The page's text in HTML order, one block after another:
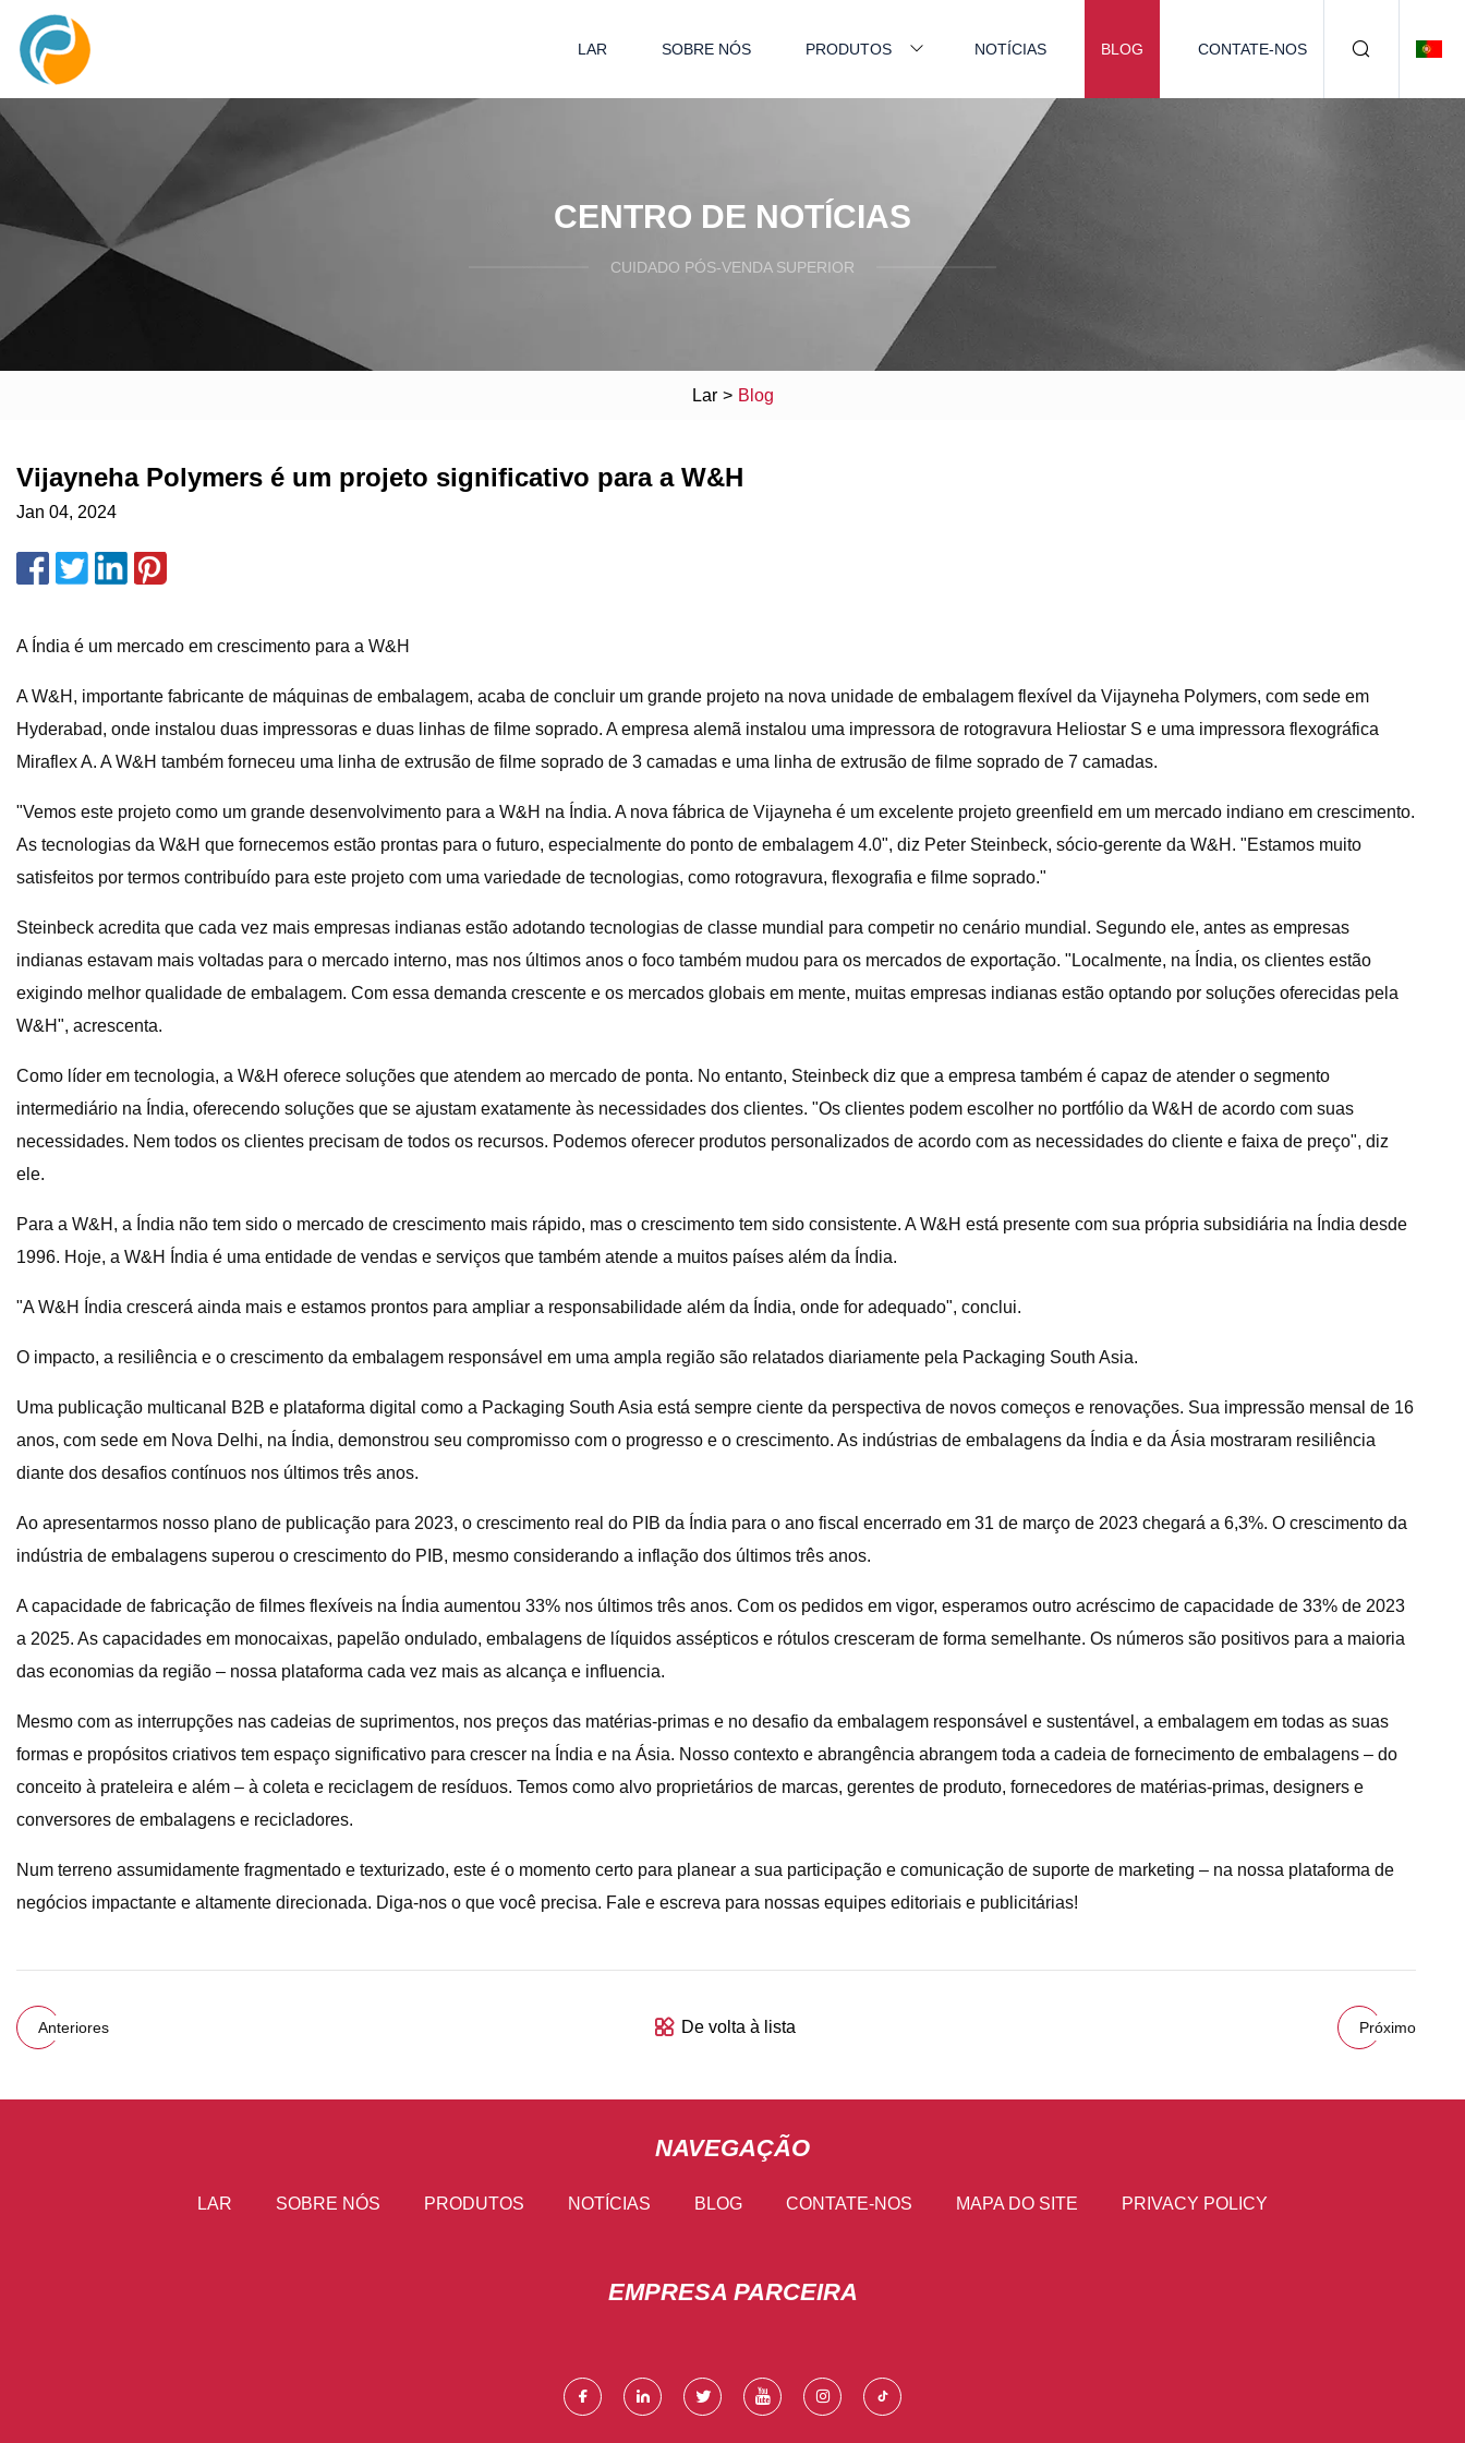
LAR SOBRE NÓS PRODUTOS NOTÍCIAS BLOG CONTATE-NOS
CENTRO DE NOTÍCIAS
CUIDADO PÓS-VENDA SUPERIOR
Lar > Blog
Vijayneha Polymers é um projeto significativo para a W&H
Jan 04, 2024
A Índia é um mercado em crescimento para a W&H
A W&H, importante fabricante de máquinas de embalagem, acaba de concluir um grande projeto na nova unidade de embalagem flexível da Vijayneha Polymers, com sede em
Hyderabad, onde instalou duas impressoras e duas linhas de filme soprado. A empresa alemã instalou uma impressora de rotogravura Heliostar S e uma impressora flexográfica
Miraflex A. A W&H também forneceu uma linha de extrusão de filme soprado de 3 camadas e uma linha de extrusão de filme soprado de 7 camadas.
"Vemos este projeto como um grande desenvolvimento para a W&H na Índia. A nova fábrica de Vijayneha é um excelente projeto greenfield em um mercado indiano em crescimento.
As tecnologias da W&H que fornecemos estão prontas para o futuro, especialmente do ponto de embalagem 4.0", diz Peter Steinbeck, sócio-gerente da W&H. "Estamos muito
satisfeitos por termos contribuído para este projeto com uma variedade de tecnologias, como rotogravura, flexografia e filme soprado."
Steinbeck acredita que cada vez mais empresas indianas estão adotando tecnologias de classe mundial para competir no cenário mundial. Segundo ele, antes as empresas
indianas estavam mais voltadas para o mercado interno, mas nos últimos anos o foco também mudou para os mercados de exportação. "Localmente, na Índia, os clientes estão
exigindo melhor qualidade de embalagem. Com essa demanda crescente e os mercados globais em mente, muitas empresas indianas estão optando por soluções oferecidas pela
W&H", acrescenta.
Como líder em tecnologia, a W&H oferece soluções que atendem ao mercado de ponta. No entanto, Steinbeck diz que a empresa também é capaz de atender o segmento
intermediário na Índia, oferecendo soluções que se ajustam exatamente às necessidades dos clientes. "Os clientes podem escolher no portfólio da W&H de acordo com suas
necessidades. Nem todos os clientes precisam de todos os recursos. Podemos oferecer produtos personalizados de acordo com as necessidades do cliente e faixa de preço", diz
ele.
Para a W&H, a Índia não tem sido o mercado de crescimento mais rápido, mas o crescimento tem sido consistente. A W&H está presente com sua própria subsidiária na Índia desde
1996. Hoje, a W&H Índia é uma entidade de vendas e serviços que também atende a muitos países além da Índia.
"A W&H Índia crescerá ainda mais e estamos prontos para ampliar a responsabilidade além da Índia, onde for adequado", conclui.
O impacto, a resiliência e o crescimento da embalagem responsável em uma ampla região são relatados diariamente pela Packaging South Asia.
Uma publicação multicanal B2B e plataforma digital como a Packaging South Asia está sempre ciente da perspectiva de novos começos e renovações. Sua impressão mensal de 16
anos, com sede em Nova Delhi, na Índia, demonstrou seu compromisso com o progresso e o crescimento. As indústrias de embalagens da Índia e da Ásia mostraram resiliência
diante dos desafios contínuos nos últimos três anos.
Ao apresentarmos nosso plano de publicação para 2023, o crescimento real do PIB da Índia para o ano fiscal encerrado em 31 de março de 2023 chegará a 6,3%. O crescimento da
indústria de embalagens superou o crescimento do PIB, mesmo considerando a inflação dos últimos três anos.
A capacidade de fabricação de filmes flexíveis na Índia aumentou 33% nos últimos três anos. Com os pedidos em vigor, esperamos outro acréscimo de capacidade de 33% de 2023
a 2025. As capacidades em monocaixas, papelão ondulado, embalagens de líquidos assépticos e rótulos cresceram de forma semelhante. Os números são positivos para a maioria
das economias da região – nossa plataforma cada vez mais as alcança e influencia.
Mesmo com as interrupções nas cadeias de suprimentos, nos preços das matérias-primas e no desafio da embalagem responsável e sustentável, a embalagem em todas as suas
formas e propósitos criativos tem espaço significativo para crescer na Índia e na Ásia. Nosso contexto e abrangência abrangem toda a cadeia de fornecimento de embalagens – do
conceito à prateleira e além – à coleta e reciclagem de resíduos. Temos como alvo proprietários de marcas, gerentes de produto, fornecedores de matérias-primas, designers e
conversores de embalagens e recicladores.
Num terreno assumidamente fragmentado e texturizado, este é o momento certo para planear a sua participação e comunicação de suporte de marketing – na nossa plataforma de
negócios impactante e altamente direcionada. Diga-nos o que você precisa. Fale e escreva para nossas equipes editoriais e publicitárias!
Anteriores De volta à lista Próximo
NAVEGAÇÃO
LAR SOBRE NÓS PRODUTOS NOTÍCIAS BLOG CONTATE-NOS MAPA DO SITE PRIVACY POLICY
EMPRESA PARCEIRA